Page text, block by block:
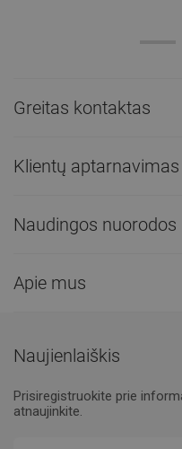
Greitas kontaktas
Klientų aptarnavimas
Naudingos nuorodos
Apie mus
Naujienlaiškis
Prisiregistruokite prie
atnaujinkite.